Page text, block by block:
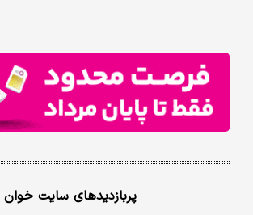
پربازدیدهای سایت خوان